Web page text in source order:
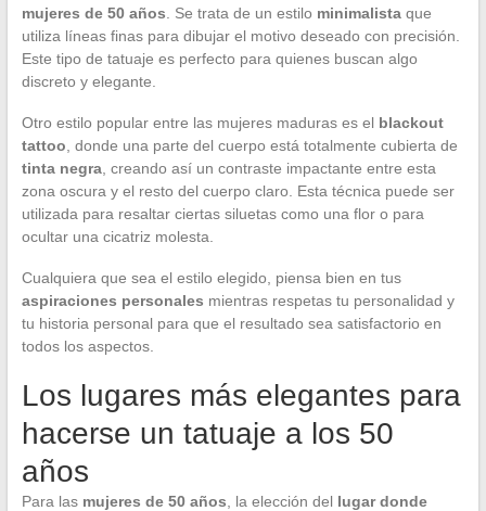
mujeres de 50 años . Se trata de un estilo minimalistaque
utiliza líneas finas para dibujar el motivo deseado con precisión.
Este tipo de tatuaje es perfecto para quienes buscan algo
discreto y elegante.
Otro estilo popular entre las mujeres maduras es el blackout
tattoo , donde una parte del cuerpo está totalmente cubierta de
tinta negra, creando así un contraste impactante entre esta
zona oscura y el resto del cuerpo claro. Esta técnica puede ser
utilizada para resaltar ciertas siluetas como una flor o para
ocultar una cicatriz molesta.
Cualquiera que sea el estilo elegido, piensa bien en tus
aspiraciones personales mientras respetas tu personalidad y
tu historia personal para que el resultado sea satisfactorio en
todos los aspectos.
Los lugares más elegantes para
hacerse un tatuaje a los 50
años
Para las mujeres de 50 años , la elección del lugar donde